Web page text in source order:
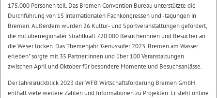
175.000 Personen teil. Das Bremen Convention Bureau unterstützte die
Durchführung von 15 internationalen Fachkongressen und -tagungen in
Bremen. Außerdem wurden 26 Kultur- und Sportveranstaltungen gefördert,
die mit überregionaler Strahlkraft 720.000 Besucherinnen und Besucher an
die Weser locken. Das Themenjahr "Genussufer 2023. Bremen am Wasser
erleben" sorgte mit 35 Partner:innen und über 100 Veranstaltungen
zwischen April und Oktober für besondere Momente und Besuchsanlässe.
Der Jahresrückblick 2023 der WFB Wirtschaftsförderung Bremen GmbH
enthält viele weitere Zahlen und Informationen zu Projekten. Er steht online